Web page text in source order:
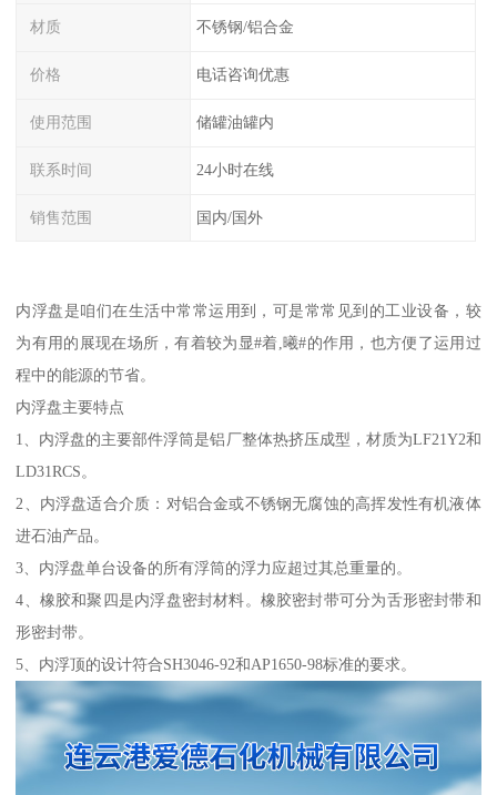
材质 不锈钢/铝合金
价格 电话咨询优惠
使用范围 储罐油罐内
联系时间 24小时在线
销售范围 国内/国外
内浮盘是咱们在生活中常常运用到，可是常常见到的工业设备，较
为有用的展现在场所，有着较为显#着,曦#的作用，也方便了运用过
程中的能源的节省。
内浮盘主要特点
1、内浮盘的主要部件浮筒是铝厂整体热挤压成型，材质为LF21Y2和
LD31RCS。
2、内浮盘适合介质：对铝合金或不锈钢无腐蚀的高挥发性有机液体
进石油产品。
3、内浮盘单台设备的所有浮筒的浮力应超过其总重量的。
4、橡胶和聚四是内浮盘密封材料。橡胶密封带可分为舌形密封带和
形密封带。
5、内浮顶的设计符合SH3046-92和AP1650-98标准的要求。